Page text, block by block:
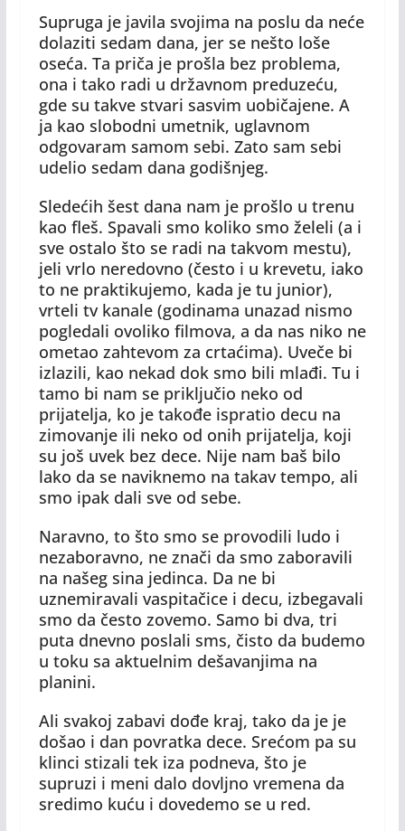
Supruga je javila svojima na poslu da neće
dolaziti sedam dana, jer se nešto loše
oseća. Ta priča je prošla bez problema,
ona i tako radi u državnom preduzeću,
gde su takve stvari sasvim uobičajene. A
ja kao slobodni umetnik, uglavnom
odgovaram samom sebi. Zato sam sebi
udelio sedam dana godišnjeg.
Sledećih šest dana nam je prošlo u trenu
kao fleš. Spavali smo koliko smo želeli (a i
sve ostalo što se radi na takvom mestu),
jeli vrlo neredovno (često i u krevetu, iako
to ne praktikujemo, kada je tu junior),
vrteli tv kanale (godinama unazad nismo
pogledali ovoliko filmova, a da nas niko ne
ometao zahtevom za crtaćima). Uveče bi
izlazili, kao nekad dok smo bili mlađi. Tu i
tamo bi nam se priključio neko od
prijatelja, ko je takođe ispratio decu na
zimovanje ili neko od onih prijatelja, koji
su još uvek bez dece. Nije nam baš bilo
lako da se naviknemo na takav tempo, ali
smo ipak dali sve od sebe.
Naravno, to što smo se provodili ludo i
nezaboravno, ne znači da smo zaboravili
na našeg sina jedinca. Da ne bi
uznemiravali vaspitačice i decu, izbegavali
smo da često zovemo. Samo bi dva, tri
puta dnevno poslali sms, čisto da budemo
u toku sa aktuelnim dešavanjima na
planini.
Ali svakoj zabavi dođe kraj, tako da je je
došao i dan povratka dece. Srećom pa su
klinci stizali tek iza podneva, što je
supruzi i meni dalo dovljno vremena da
sredimo kuću i dovedemo se u red.